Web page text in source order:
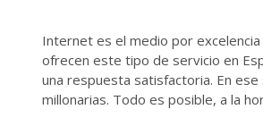
Internet es el medio por
ofrecen este tipo de servicio en
una respuesta satisfactoria. En
millonarias. Todo es posible, a la